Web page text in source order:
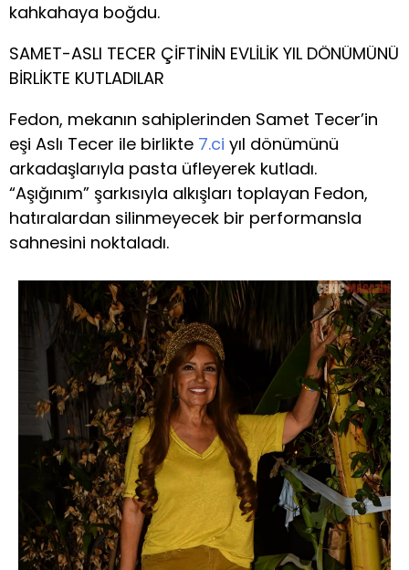
kahkahaya boğdu.
SAMET-ASLI TECER ÇİFTİNİN EVLİLİK YIL DÖNÜMÜNÜ
BİRLİKTE KUTLADILAR
Fedon, mekanın sahiplerinden Samet Tecer’in
eşi Aslı Tecer ile birlikte 7.ci yıl dönümünü
arkadaşlarıyla pasta üfleyerek kutladı.
“Aşığınım” şarkısıyla alkışları toplayan Fedon,
hatıralardan silinmeyecek bir performansla
sahnesini noktaladı.